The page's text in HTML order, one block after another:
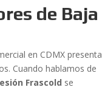
de Baja
en CDMX presenta
Cuando hablamos de
Frascold se